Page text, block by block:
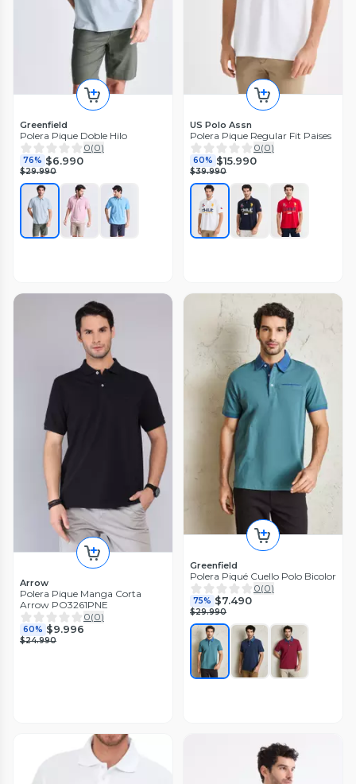
Greenfield
Polera Pique Doble Hilo
0(0)
76% $6.990
$29.990
US Polo Assn
Polera Pique Regular Fit Paises
0(0)
60% $15.990
$39.990
Arrow
Polera Pique Manga Corta
Arrow PO3261PNE
0(0)
60% $9.996
$24.990
Greenfield
Polera Piqué Cuello Polo Bicolor
0(0)
75% $7.490
$29.990